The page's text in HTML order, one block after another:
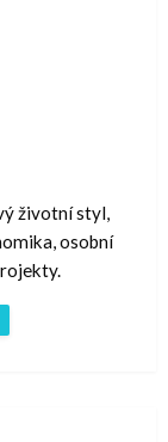
životní styl,
osobní